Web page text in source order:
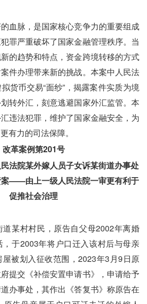
脉，是国家核心竞争力的重要组成
罪严重破坏了国家金融管理秩序。当
的趋势和特点，资金跨境转移的方式
件办理带来新的挑战。本案中人民法
货币交易“面纱”，揭露案件实质为境
转外汇，刻意逃避国家外汇监管。本
违法犯罪，维护了国家金融安全，为
有力的司法保障。
改革案例第201号
法院某外嫁人员子女诉某街道办事处
——由上一级人民法院一审更有利于
促推社会治理
某村村民，原告自父母2002年离婚
，于2003年将户口迁入该村后与母亲
被划入征收范围，2023年3月9日原
提交《补偿安置申请书》，申请给予
办事处，其作出《答复书》称原告在